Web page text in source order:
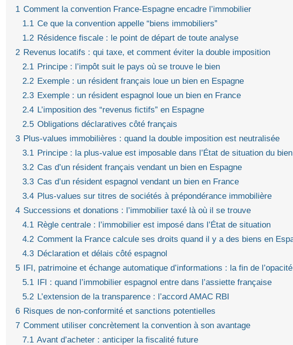
1 Comment la convention France-Espagne encadre l’immobilier
1.1 Ce que la convention appelle “biens immobiliers”
1.2 Résidence fiscale : le point de départ de toute analyse
2 Revenus locatifs : qui taxe, et comment éviter la double imposition
2.1 Principe : l’impôt suit le pays où se trouve le bien
2.2 Exemple : un résident français loue un bien en Espagne
2.3 Exemple : un résident espagnol loue un bien en France
2.4 L’imposition des “revenus fictifs” en Espagne
2.5 Obligations déclaratives côté français
3 Plus-values immobilières : quand la double imposition est neutralisée
3.1 Principe : la plus-value est imposable dans l’État de situation du bien
3.2 Cas d’un résident français vendant un bien en Espagne
3.3 Cas d’un résident espagnol vendant un bien en France
3.4 Plus-values sur titres de sociétés à prépondérance immobilière
4 Successions et donations : l’immobilier taxé là où il se trouve
4.1 Règle centrale : l’immobilier est imposé dans l’État de situation
4.2 Comment la France calcule ses droits quand il y a des biens en
4.3 Déclaration et délais côté espagnol
5 IFI, patrimoine et échange automatique d’informations : la fin de l’opacité
5.1 IFI : quand l’immobilier espagnol entre dans l’assiette française
5.2 L’extension de la transparence : l’accord AMAC RBI
6 Risques de non-conformité et sanctions potentielles
7 Comment utiliser concrètement la convention à son avantage
7.1 Avant d’acheter : anticiper la fiscalité future